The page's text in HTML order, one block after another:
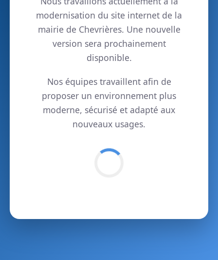
modernisation du site internet de la
mairie de Chevrières. Une nouvelle
version sera prochainement
disponible.
Nos équipes travaillent afin de
proposer un environnement plus
moderne, sécurisé et adapté aux
nouveaux usages.